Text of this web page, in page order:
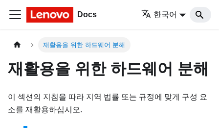
Docs 한국어
재활용을 위한 하드웨어 분해
재활용을 위한 하드웨어 분해
이 섹션의 지침을 따라 지역 법률 또는 규정에 맞게 구성 요
소를 재활용하십시오.